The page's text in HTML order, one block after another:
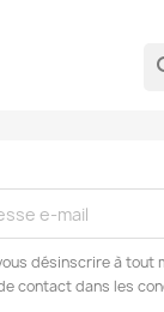
désinscrire à tout
contact dans les